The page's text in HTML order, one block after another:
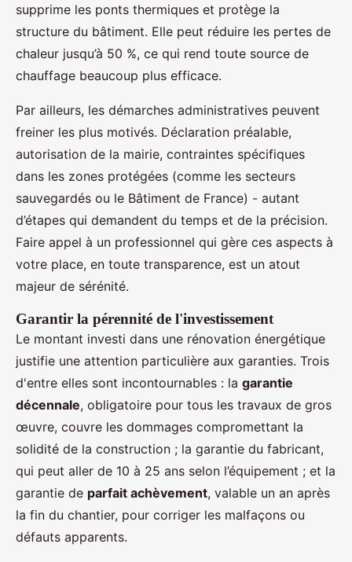
supprime les ponts thermiques et protège la
structure du bâtiment. Elle peut réduire les pertes de
chaleur jusqu’à 50 %, ce qui rend toute source de
chauffage beaucoup plus efficace.
Par ailleurs, les démarches administratives peuvent
freiner les plus motivés. Déclaration préalable,
autorisation de la mairie, contraintes spécifiques
dans les zones protégées (comme les secteurs
sauvegardés ou le Bâtiment de France) - autant
d’étapes qui demandent du temps et de la précision.
Faire appel à un professionnel qui gère ces aspects à
votre place, en toute transparence, est un atout
majeur de sérénité.
Garantir la pérennité de l'investissement
Le montant investi dans une rénovation énergétique
justifie une attention particulière aux garanties. Trois
d'entre elles sont incontournables : la garantie
décennale, obligatoire pour tous les travaux de gros
œuvre, couvre les dommages compromettant la
solidité de la construction ; la garantie du fabricant,
qui peut aller de 10 à 25 ans selon l’équipement ; et la
garantie de parfait achèvement, valable un an après
la fin du chantier, pour corriger les malfaçons ou
défauts apparents.